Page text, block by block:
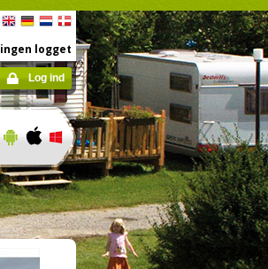
ingen logget
Log ind